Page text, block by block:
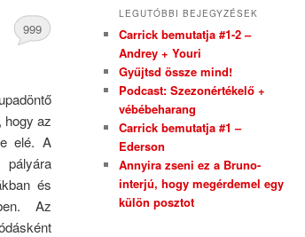
999
hogy az
elé. A
és
Az
LEGUTÓBBI BEJEGYZÉSEK
Carrick bemutatja #1-2 –
Andrey + Youri
Gyűjtsd össze mind!
Podcast: Szezonértékelő +
vébébeharang
Carrick bemutatja #1 –
Ederson
Annyira zseni ez a Bruno-
interjú, hogy megérdemel egy
külön posztot